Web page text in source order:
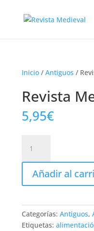
Inicio/ Antiguos /
Revista
5,95€
Medieval
66
cantidad
Añadir al
Categorías: Antiguos,
Etiquetas: